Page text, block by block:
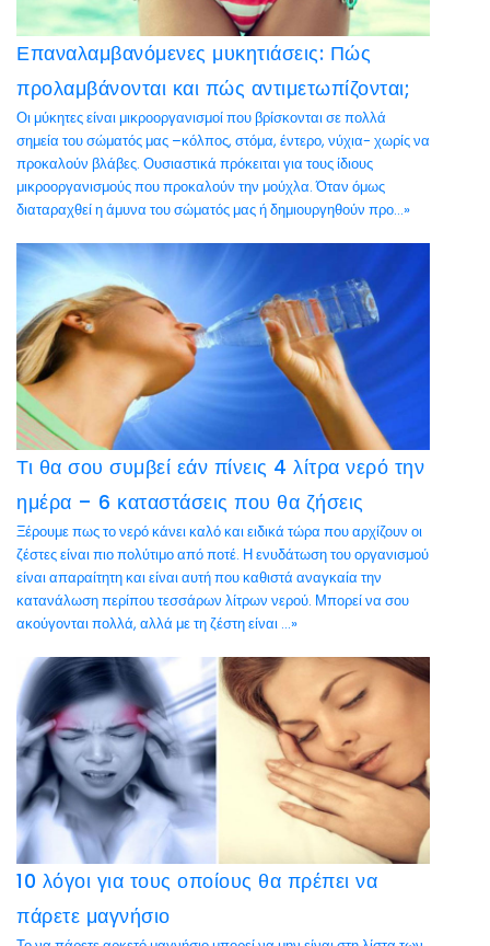
Επαναλαμβανόμενες μυκητιάσεις: Πώς
προλαμβάνονται και πώς αντιμετωπίζονται;
Οι μύκητες είναι μικροοργανισμοί που βρίσκονται σε πολλά
σημεία του σώματός μας –κόλπος, στόμα, έντερο, νύχια- χωρίς να
προκαλούν βλάβες. Ουσιαστικά πρόκειται για τους ίδιους
μικροοργανισμούς που προκαλούν την μούχλα. Όταν όμως
διαταραχθεί η άμυνα του σώματός μας ή δημιουργηθούν προ...»
Τι θα σου συμβεί εάν πίνεις 4 λίτρα νερό την
ημέρα – 6 καταστάσεις που θα ζήσεις
Ξέρουμε πως το νερό κάνει καλό και ειδικά τώρα που αρχίζουν οι
ζέστες είναι πιο πολύτιμο από ποτέ. Η ενυδάτωση του οργανισμού
είναι απαραίτητη και είναι αυτή που καθιστά αναγκαία την
κατανάλωση περίπου τεσσάρων λίτρων νερού. Μπορεί να σου
ακούγονται πολλά, αλλά με τη ζέστη είναι ...»
10 λόγοι για τους οποίους θα πρέπει να
πάρετε μαγνήσιο